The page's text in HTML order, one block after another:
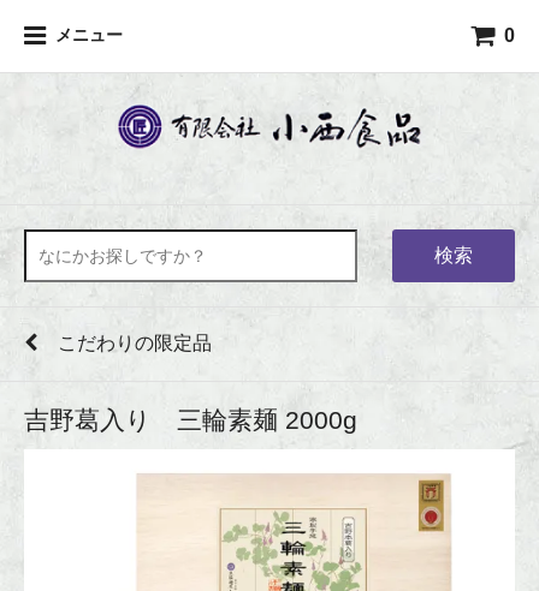
メニュー 0
検索
こだわりの限定品
吉野葛入り 三輪素麺 2000g